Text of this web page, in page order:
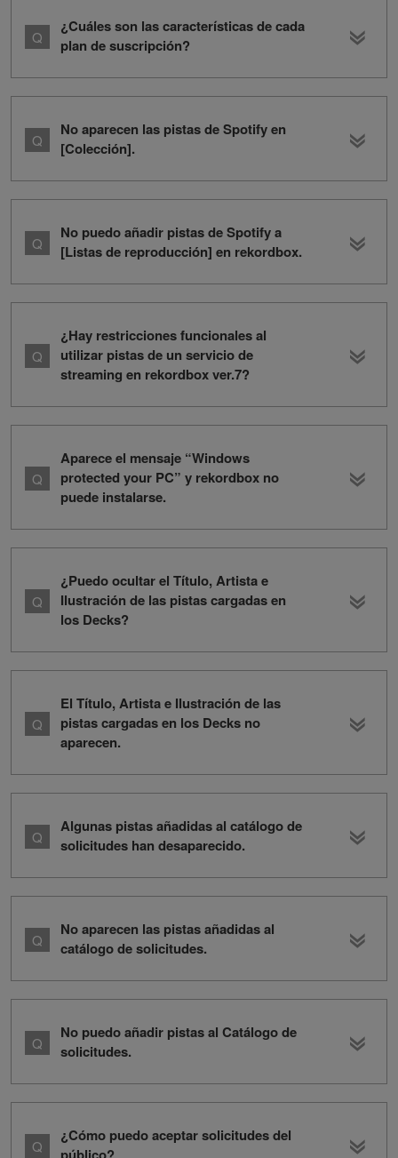
¿Cuáles son las características de cada
plan de suscripción?
No aparecen las pistas de Spotify en
[Colección].
No puedo añadir pistas de Spotify a
[Listas de reproducción] en rekordbox.
¿Hay restricciones funcionales al
utilizar pistas de un servicio de
streaming en rekordbox ver.7?
Aparece el mensaje “Windows
protected your PC” y rekordbox no
puede instalarse.
¿Puedo ocultar el Título, Artista e
Ilustración de las pistas cargadas en
los Decks?
El Título, Artista e Ilustración de las
pistas cargadas en los Decks no
aparecen.
Algunas pistas añadidas al catálogo de
solicitudes han desaparecido.
No aparecen las pistas añadidas al
catálogo de solicitudes.
No puedo añadir pistas al Catálogo de
solicitudes.
¿Cómo puedo aceptar solicitudes del